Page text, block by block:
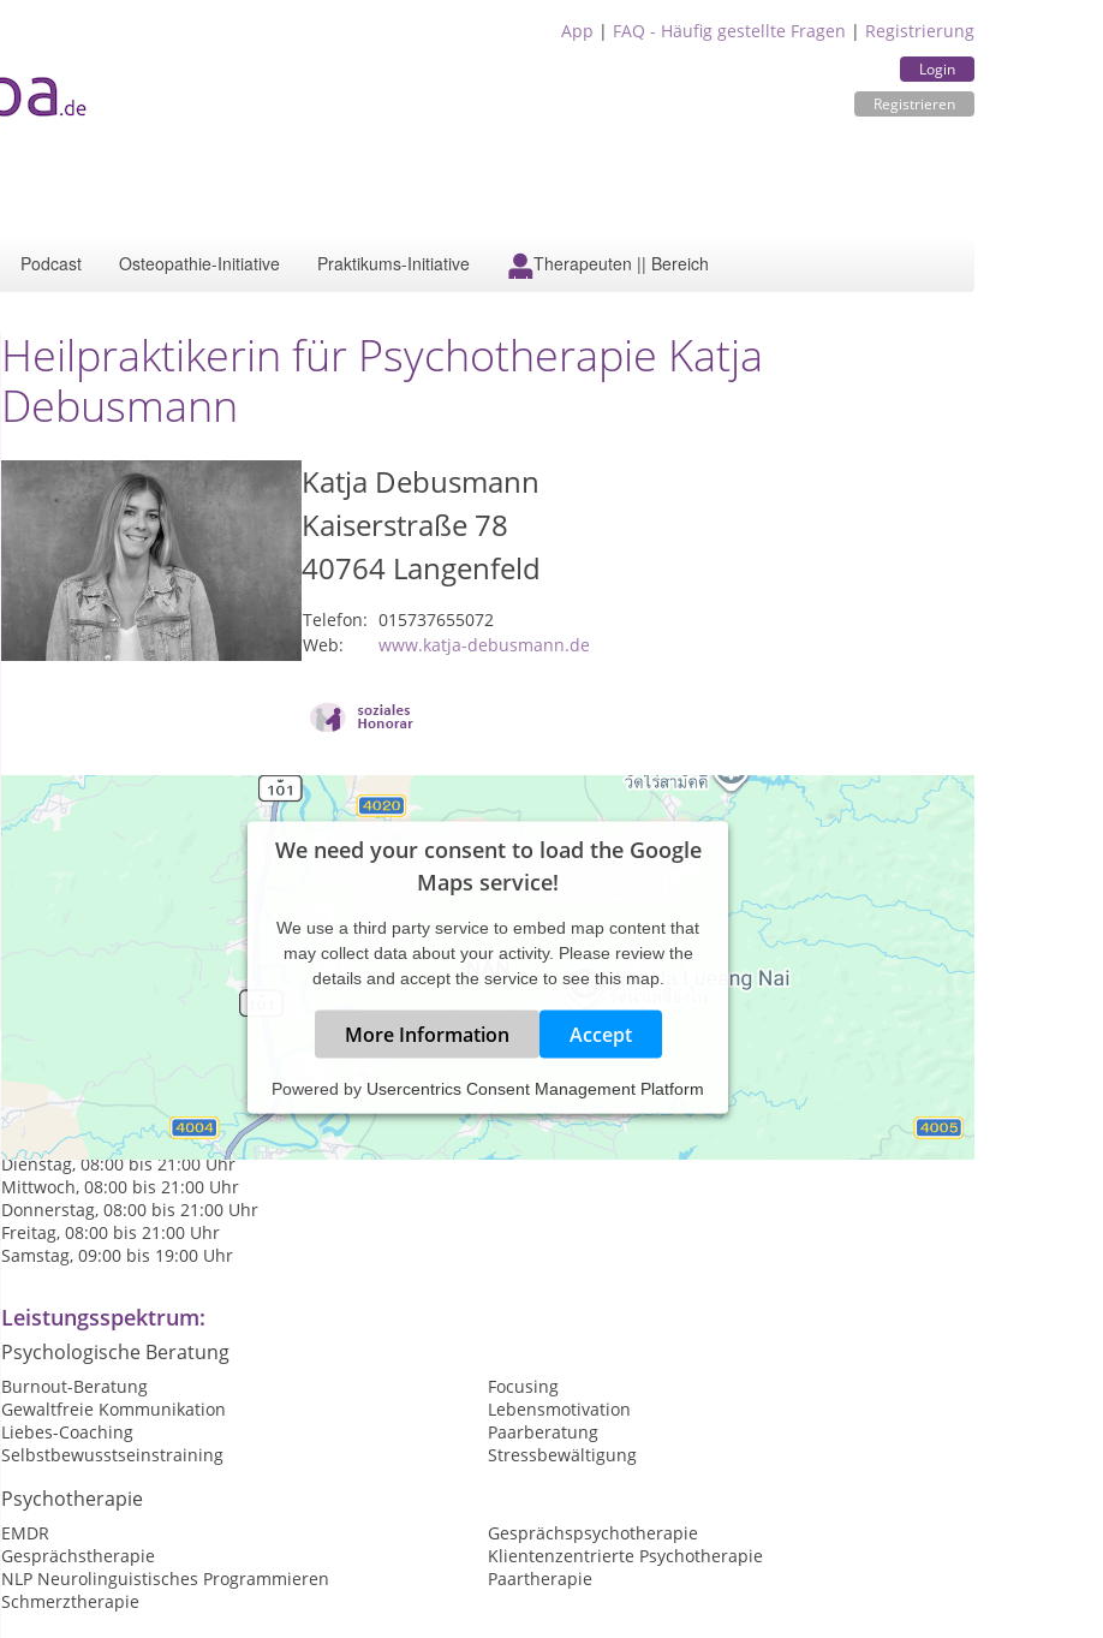
App | FAQ - Häufig gestellte Fragen | Registrierung
Login
Registrieren
Podcast Osteopathie-Initiative Praktikums-Initiative Therapeuten || Bereich
Heilpraktikerin für Psychotherapie Katja
Debusmann
Katja Debusmann
Kaiserstraße 78
40764 Langenfeld
Telefon: 015737655072
Web:
www.katja-debusmann.de
We need your consent to load the Google
Maps service!
We use a third party service to embed map content that
may collect data about your activity. Please review the
details and accept the service to see this map.
More Information Accept
Powered by Usercentrics Consent Management Platform
Praxiszeiten:
Montag, 08:00 bis 21:00 Uhr
Dienstag, 08:00 bis 21:00 Uhr
Mittwoch, 08:00 bis 21:00 Uhr
Donnerstag, 08:00 bis 21:00 Uhr
Freitag, 08:00 bis 21:00 Uhr
Samstag, 09:00 bis 19:00 Uhr
Leistungsspektrum:
Psychologische Beratung
Burnout-Beratung
Focusing
Gewaltfreie Kommunikation
Lebensmotivation
Liebes-Coaching
Paarberatung
Selbstbewusstseinstraining
Stressbewältigung
Psychotherapie
EMDR
Gesprächspsychotherapie
Gesprächstherapie
Klientenzentrierte Psychotherapie
NLP Neurolinguistisches Programmieren
Paartherapie
Schmerztherapie